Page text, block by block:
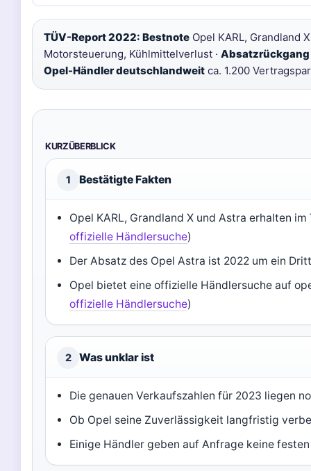
TÜV-Report 2022: Bestnote Opel KARL, Grandland
Motorsteuerung, Kühlmittelverlust · Absatzrückgang
Opel-Händler deutschlandweit ca. 1.200
KURZÜBERBLICK
1 Bestätigte Fakten
Opel KARL, Grandland X und Astra erhalten
offizielle Händlersuche)
Der Absatz des Opel Astra ist 2022 um ein
Opel bietet eine offizielle Händlersuche auf
offizielle Händlersuche)
2 Was unklar ist
Die genauen Verkaufszahlen für 2023 liegen
Ob Opel seine Zuverlässigkeit langfristig
Einige Händler geben auf Anfrage keine